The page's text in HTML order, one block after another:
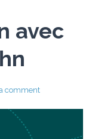
avec
comment